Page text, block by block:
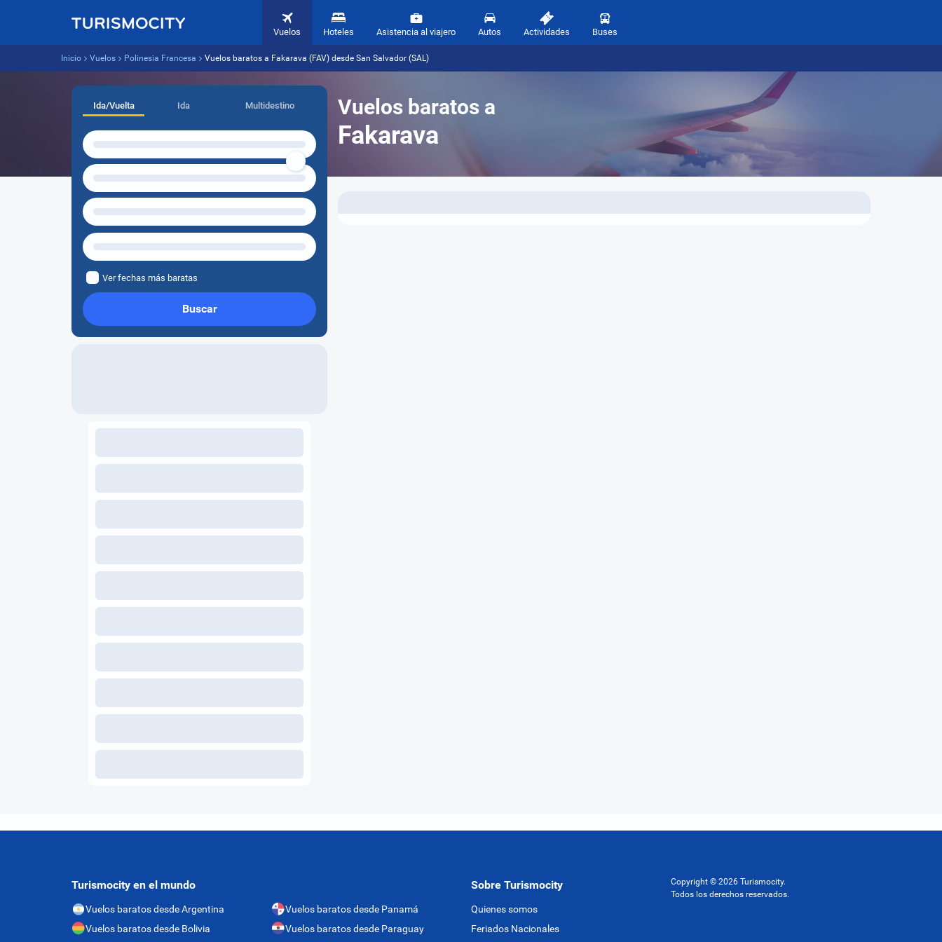
Vuelos Hoteles Asistencia al viajero Autos Actividades Buses
Inicio Vuelos Polinesia Francesa Vuelos baratos a Fakarava (FAV) desde San Salvador (SAL)
Vuelos baratos a
Fakarava
Ida/Vuelta Ida Multidestino
Ver fechas más baratas
Buscar
Turismocity en el mundo
Vuelos baratos desde Argentina
Vuelos baratos desde Bolivia
Vuelos baratos desde Panamá
Vuelos baratos desde Paraguay
Sobre Turismocity
Quienes somos
Feriados Nacionales
Copyright © 2026 Turismocity.
Todos los derechos reservados.